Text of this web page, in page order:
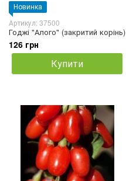
Новинка
Артикул: 37500
Годжі "Алого" (закритий корінь)
126 грн
Купити